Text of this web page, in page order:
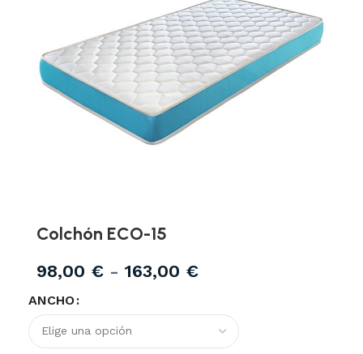
Colchón ECO-15
98,00 € - 163,00 €
ANCHO